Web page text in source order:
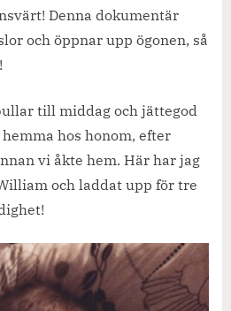
Denna dokumentär
och öppnar upp ögonen, så
till middag och jättegod
hos honom, efter
vi åkte hem. Här har jag
och laddat upp för tre